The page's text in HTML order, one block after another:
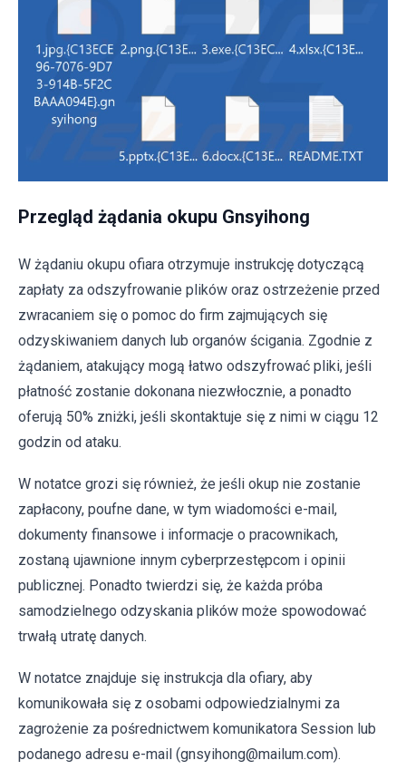
Przegląd żądania okupu Gnsyihong
W żądaniu okupu ofiara otrzymuje instrukcję dotyczącą
zapłaty za odszyfrowanie plików oraz ostrzeżenie przed
zwracaniem się o pomoc do firm zajmujących się
odzyskiwaniem danych lub organów ścigania. Zgodnie z
żądaniem, atakujący mogą łatwo odszyfrować pliki, jeśli
płatność zostanie dokonana niezwłocznie, a ponadto
oferują 50% zniżki, jeśli skontaktuje się z nimi w ciągu 12
godzin od ataku.
W notatce grozi się również, że jeśli okup nie zostanie
zapłacony, poufne dane, w tym wiadomości e-mail,
dokumenty finansowe i informacje o pracownikach,
zostaną ujawnione innym cyberprzestępcom i opinii
publicznej. Ponadto twierdzi się, że każda próba
samodzielnego odzyskania plików może spowodować
trwałą utratę danych.
W notatce znajduje się instrukcja dla ofiary, aby
komunikowała się z osobami odpowiedzialnymi za
zagrożenie za pośrednictwem komunikatora Session lub
podanego adresu e-mail (gnsyihong@mailum.com).